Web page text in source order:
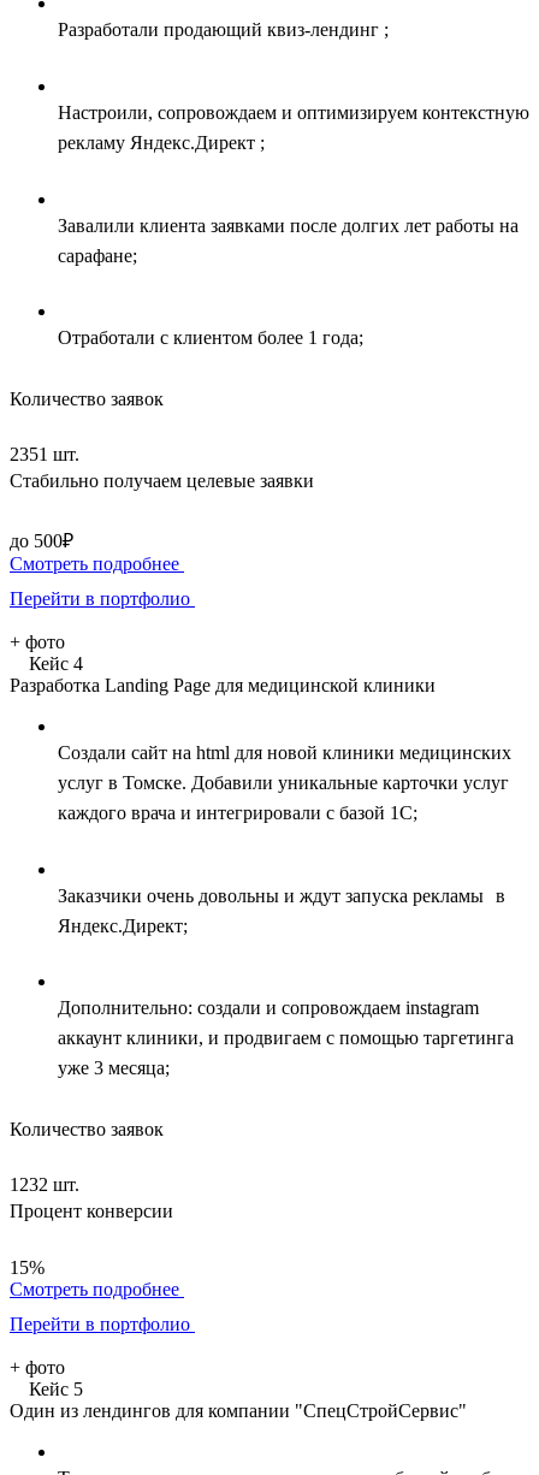
Разработали продающий квиз-лендинг ;
Настроили, сопровождаем и оптимизируем контекстную
рекламу Яндекс.Директ ;
Завалили клиента заявками после долгих лет работы на
сарафане;
Отработали с клиентом более 1 года;
Количество заявок
2351 шт.
Стабильно получаем целевые заявки
до 500₽
Смотреть подробнее
Перейти в портфолио
+ фото
Кейс 4
Разработка Landing Page для медицинской клиники
Создали сайт на html для новой клиники медицинских
услуг в Томске. Добавили уникальные карточки услуг
каждого врача и интегрировали с базой 1С;
Заказчики очень довольны и ждут запуска рекламы в
Яндекс.Директ;
Дополнительно: создали и сопровождаем instagram
аккаунт клиники, и продвигаем с помощью таргетинга
уже 3 месяца;
Количество заявок
1232 шт.
Процент конверсии
15%
Смотреть подробнее
Перейти в портфолио
+ фото
Кейс 5
Один из лендингов для компании "СпецСтройСервис"